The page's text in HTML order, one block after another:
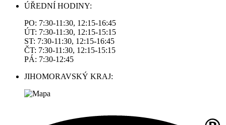
ÚŘEDNÍ HODINY:
PO: 7:30-11:30, 12:15-16:45
ÚT: 7:30-11:30, 12:15-15:15
ST: 7:30-11:30, 12:15-16:45
ČT: 7:30-11:30, 12:15-15:15
PÁ: 7:30-12:45
JIHOMORAVSKÝ KRAJ: